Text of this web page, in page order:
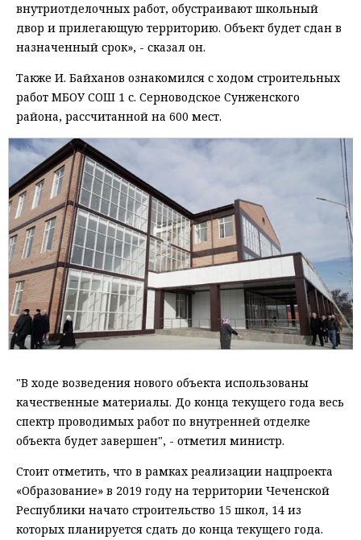
внутриотделочных работ, обустраивают школьный
двор и прилегающую территорию. Объект будет сдан в
назначенный срок», - сказал он.
Также И. Байханов ознакомился с ходом строительных
работ МБОУ СОШ 1 с. Серноводское Сунженского
района, рассчитанной на 600 мест.
"В ходе возведения нового объекта использованы
качественные материалы. До конца текущего года весь
спектр проводимых работ по внутренней отделке
объекта будет завершен", - отметил министр.
Стоит отметить, что в рамках реализации нацпроекта
«Образование» в 2019 году на территории Чеченской
Республики начато строительство 15 школ, 14 из
которых планируется сдать до конца текущего года.